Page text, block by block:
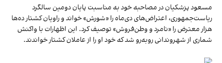
مسعود پزشکیان در مصاحبه خود به مناسبت پایان دومین سالگرد
ریاست‌جمهوری، اعتراض‌های دی‌ماه را «شورش» خواند و راویان کشتار ده‌ها
هزار معترض را «نامرد و وطن‌فروش» توصیف کرد. این اظهارات با واکنش
شماری از شهروندانی روبه‌رو شد که خود او را از عاملان کشتار خواندند.